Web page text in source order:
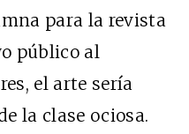
para la revista
público al
el arte sería
la clase ociosa.